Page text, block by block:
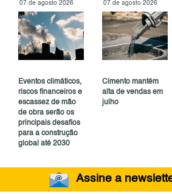
07 de agosto 2026
Eventos climáticos,
riscos financeiros e
escassez de mão
de obra serão os
principais desafios
para a construção
global até 2030
07 de agosto 2026
Cimento mantém
alta de vendas em
julho
Assine a